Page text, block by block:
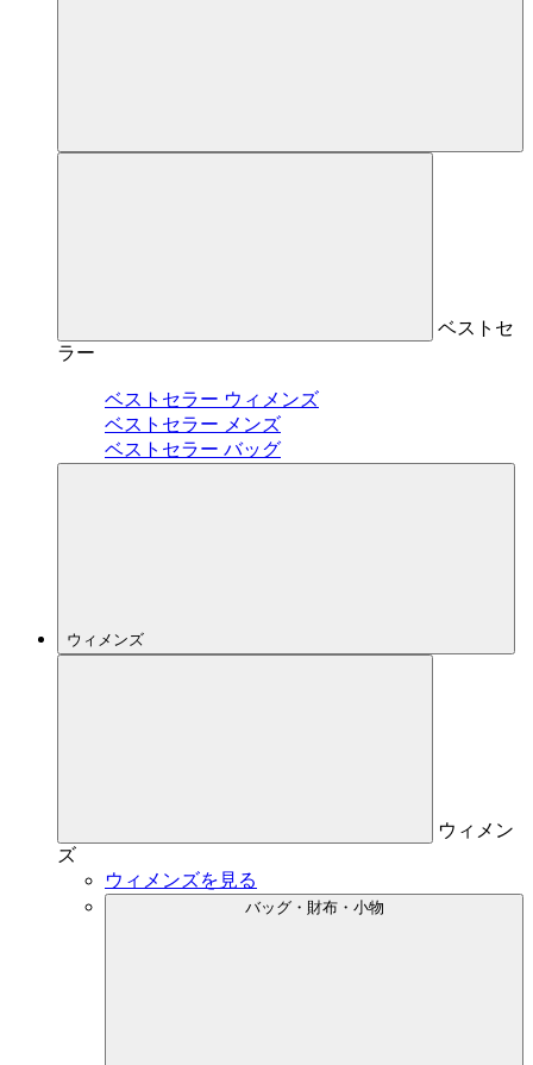
ベストセ
ラー
ベストセラー ウィメンズ
ベストセラー メンズ
ベストセラー バッグ
ウィメンズ
ウィメン
ズ
ウィメンズを見る
バッグ・財布・小物